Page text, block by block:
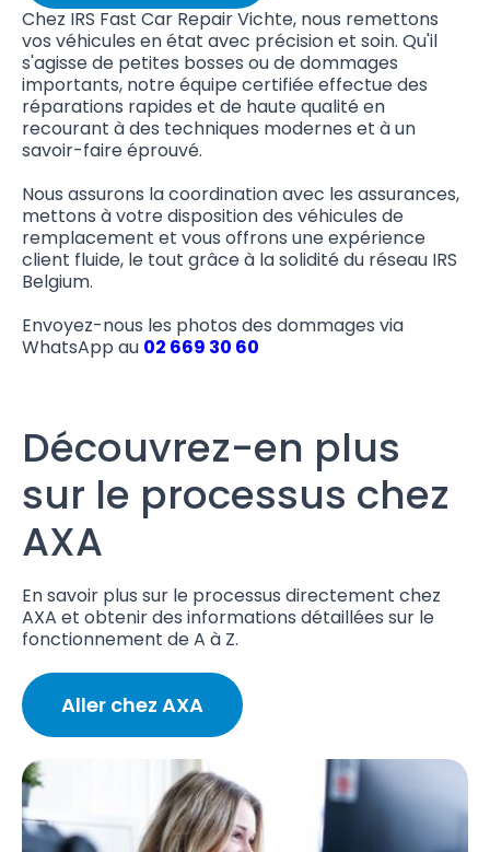
Chez IRS Fast Car Repair Vichte, nous remettons
vos véhicules en état avec précision et soin. Qu'il
s'agisse de petites bosses ou de dommages
importants, notre équipe certifiée effectue des
réparations rapides et de haute qualité en
recourant à des techniques modernes et à un
savoir-faire éprouvé.
Nous assurons la coordination avec les assurances,
mettons à votre disposition des véhicules de
remplacement et vous offrons une expérience
client fluide, le tout grâce à la solidité du réseau IRS
Belgium.
Envoyez-nous les photos des dommages via
WhatsApp au 02 669 30 60
Découvrez-en plus
sur le processus chez
AXA
En savoir plus sur le processus directement chez
AXA et obtenir des informations détaillées sur le
fonctionnement de A à Z.
Aller chez AXA